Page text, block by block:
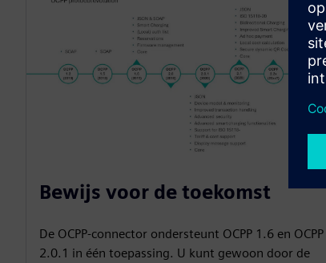
Bewijs voor de toekomst
De OCPP-connector ondersteunt OCPP 1.6 en OCPP
2.0.1 in één toepassing. U kunt gewoon door de